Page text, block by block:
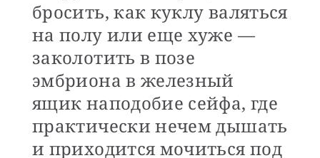
бросить, как куклу валяться
на полу или еще хуже — ​
заколотить в позе
эмбриона в железный
ящик наподобие сейфа, где
практически нечем дышать
и приходится мочиться под